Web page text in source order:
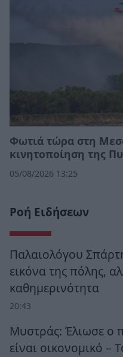
Φωτιά τώρα στη
κινητοποίηση της
05/08/2026 13:25
Ροή Ειδήσεων
Παλαιολόγου
εικόνα της πόλης,
καθημερινότητα
20:43
Μυστράς: Έλιωσε ο
είναι οικονομικό –